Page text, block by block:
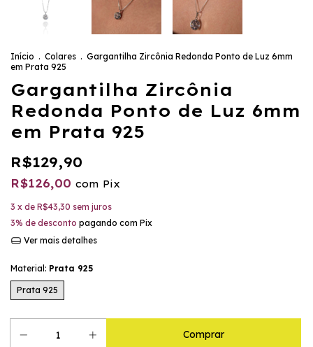
Início . Colares . Gargantilha Zircônia Redonda Ponto de Luz 6mm
em Prata 925
Gargantilha Zircônia
Redonda Ponto de Luz 6mm
em Prata 925
R$129,90
R$126,00 com Pix
3 x de R$43,30 sem juros
3% de desconto pagando com Pix
Ver mais detalhes
Material: Prata 925
Prata 925